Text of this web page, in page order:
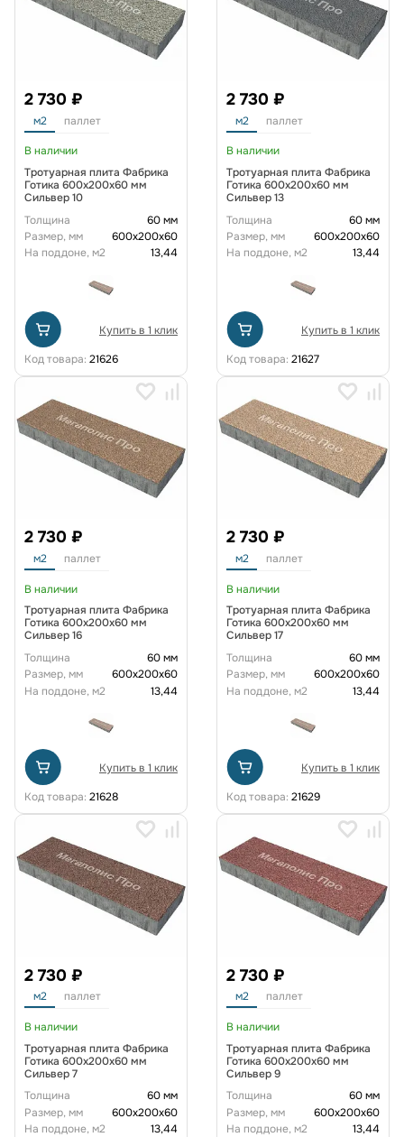
2 730 ₽
м2 паллет
В наличии
Тротуарная плита Фабрика
Готика 600х200х60 мм
Сильвер 10
Толщина
60 мм
Размер, мм
600х200х60
На поддоне, м2
13,44
Купить в 1 клик
Код товара: 21626
2 730 ₽
м2 паллет
В наличии
Тротуарная плита Фабрика
Готика 600х200х60 мм
Сильвер 13
Толщина
60 мм
Размер, мм
600х200х60
На поддоне, м2
13,44
Купить в 1 клик
Код товара: 21627
2 730 ₽
м2 паллет
В наличии
Тротуарная плита Фабрика
Готика 600х200х60 мм
Сильвер 16
Толщина
60 мм
Размер, мм
600х200х60
На поддоне, м2
13,44
Купить в 1 клик
Код товара: 21628
2 730 ₽
м2 паллет
В наличии
Тротуарная плита Фабрика
Готика 600х200х60 мм
Сильвер 17
Толщина
60 мм
Размер, мм
600х200х60
На поддоне, м2
13,44
Купить в 1 клик
Код товара: 21629
2 730 ₽
м2 паллет
В наличии
Тротуарная плита Фабрика
Готика 600х200х60 мм
Сильвер 7
Толщина
60 мм
Размер, мм
600х200х60
На поддоне, м2
13,44
2 730 ₽
м2 паллет
В наличии
Тротуарная плита Фабрика
Готика 600х200х60 мм
Сильвер 9
Толщина
60 мм
Размер, мм
600х200х60
На поддоне, м2
13,44